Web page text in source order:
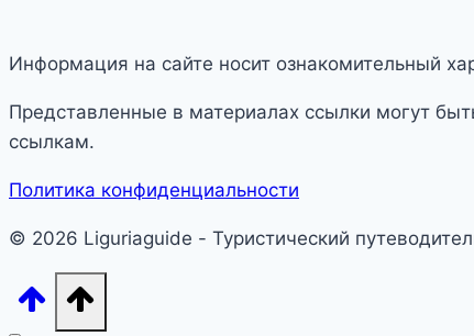
Информация на сайте носит ознакомительный
Представленные в материалах ссылки могут
ссылкам.
Политика конфиденциальности
© 2026 Liguriaguide - Туристический